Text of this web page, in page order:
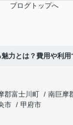
ブログトップへ
力とは？費用や利
郡富士川町 南巨摩
市
甲府市